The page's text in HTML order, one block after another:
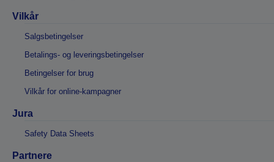
Vilkår
Salgsbetingelser
Betalings- og leveringsbetingelser
Betingelser for brug
Vilkår for online-kampagner
Jura
Safety Data Sheets
Partnere